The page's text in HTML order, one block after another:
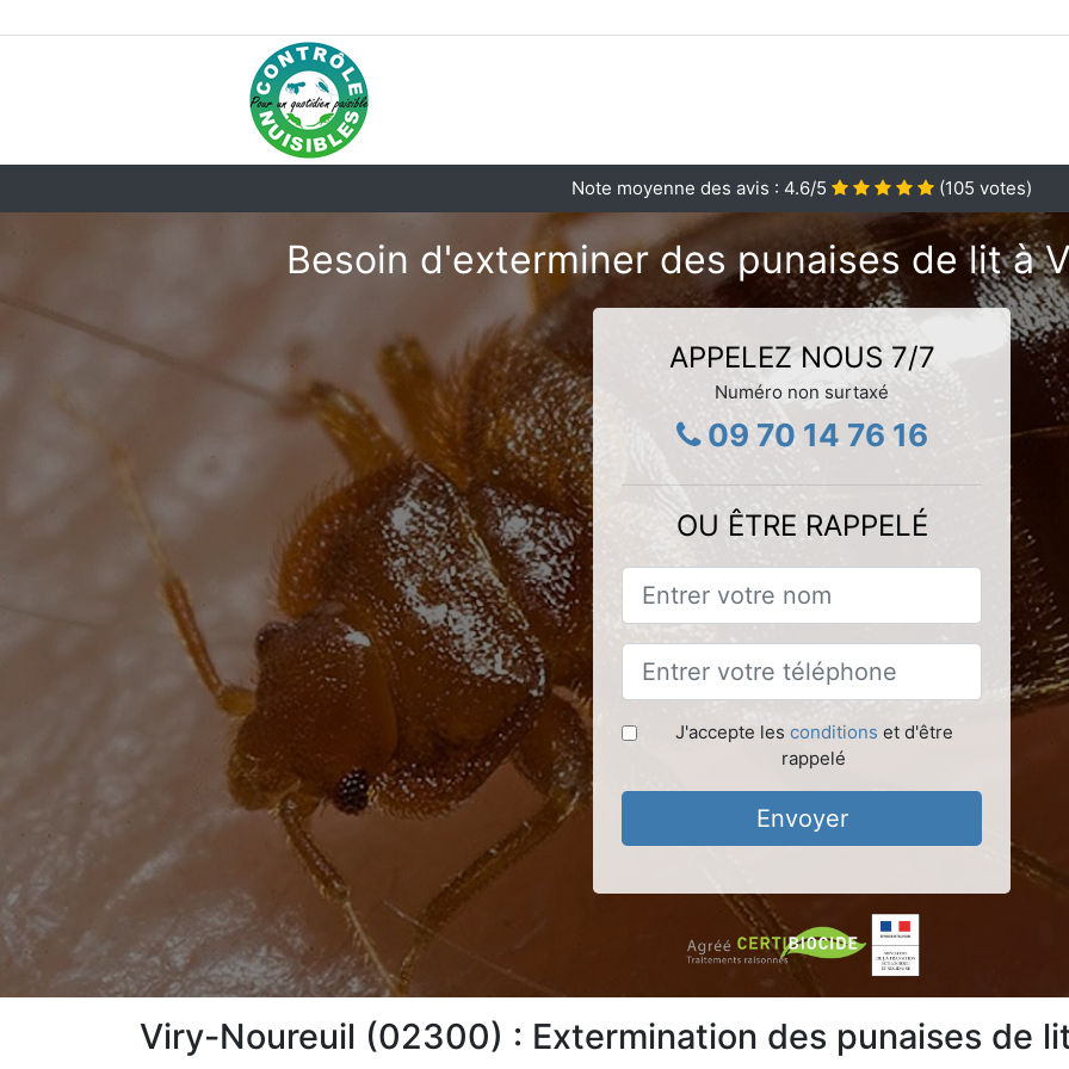
Note moyenne des avis : 4.6/5 (105 votes)
Besoin d'exterminer des punaises de lit à
APPELEZ NOUS 7/7
Numéro non surtaxé
09 70 14 76 16
OU ÊTRE RAPPELÉ
J'accepte les conditions et d'être
rappelé
Envoyer
Viry-Noureuil (02300) : Extermination des punaises de